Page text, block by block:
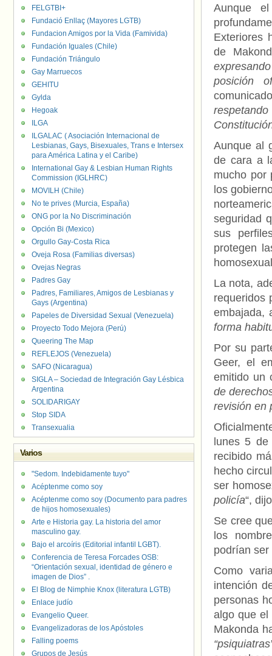
Aunque
Exteriores
de
posición
Aunque al
de cara a
mucho por
los
seguridad
sus
protegen
La nota,
requeridos
embajada,
forma
Por su
Geer, el
emitido un
de
revisión en
lunes 5
recibido
hecho
ser
policía“,
Se cree
los
podrían
Como
intención
personas
algo que el
Makonda
FELGTBI+
Fundació Enllaç (Mayores LGTB)
Fundacion Amigos por la Vida (Famivida)
Fundación Iguales (Chile)
Fundación Triángulo
Gay Marruecos
GEHITU
Gylda
Hegoak
ILGA
ILGALAC ( Asociación Internacional de
Lesbianas, Gays, Bisexuales, Trans e Intersex
para América Latina y el Caribe)
International Gay & Lesbian Human Rights
Commission (IGLHRC)
MOVILH (Chile)
No te prives (Murcia, España)
ONG por la No Discriminación
Opción Bi (Mexico)
Orgullo Gay-Costa Rica
Oveja Rosa (Familias diversas)
Ovejas Negras
Padres Gay
Padres, Familiares, Amigos de Lesbianas y
Gays (Argentina)
Papeles de Diversidad Sexual (Venezuela)
Proyecto Todo Mejora (Perú)
Queering The Map
REFLEJOS (Venezuela)
SAFO (Nicaragua)
SIGLA – Sociedad de Integración Gay Lésbica
Argentina
SOLIDARIGAY
Stop SIDA
Transexualia
Varios
"Sedom. Indebidamente tuyo"
Acéptenme como soy
Acéptenme como soy (Documento para padres
de hijos homosexuales)
Arte e Historia gay. La historia del amor
masculino gay.
Bajo el arcoíris (Editorial infantil LGBT).
Conferencia de Teresa Forcades OSB:
“Orientación sexual, identidad de género e
imagen de Dios” .
El Blog de Nimphie Knox (literatura LGTB)
Enlace judío
Evangelio Queer.
Evangelizadoras de los Apóstoles
Falling poems
Grupos de Jesús